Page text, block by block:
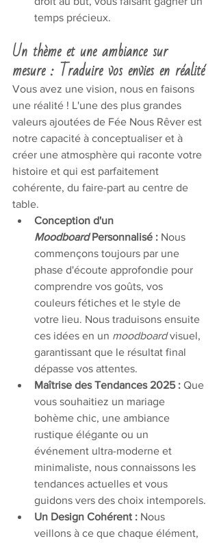
temps précieux.
Un thème et une ambiance sur
mesure : Traduire vos envies en réalité
Vous avez une vision, nous en faisons
une réalité ! L'une des plus grandes
valeurs ajoutées de Fée Nous Rêver est
notre capacité à conceptualiser et à
créer une atmosphère qui raconte votre
histoire et qui est parfaitement
cohérente, du faire-part au centre de
table.
Conception d'un
Moodboard Personnalisé : Nous
commençons toujours par une
phase d'écoute approfondie pour
comprendre vos goûts, vos
couleurs fétiches et le style de
votre lieu. Nous traduisons ensuite
ces idées en un moodboard visuel,
garantissant que le résultat final
dépasse vos attentes.
Maîtrise des Tendances 2025 : Que
vous souhaitiez un mariage
bohème chic, une ambiance
rustique élégante ou un
événement ultra-moderne et
minimaliste, nous connaissons les
tendances actuelles et vous
guidons vers des choix intemporels.
Un Design Cohérent : Nous
veillons à ce que chaque élément,